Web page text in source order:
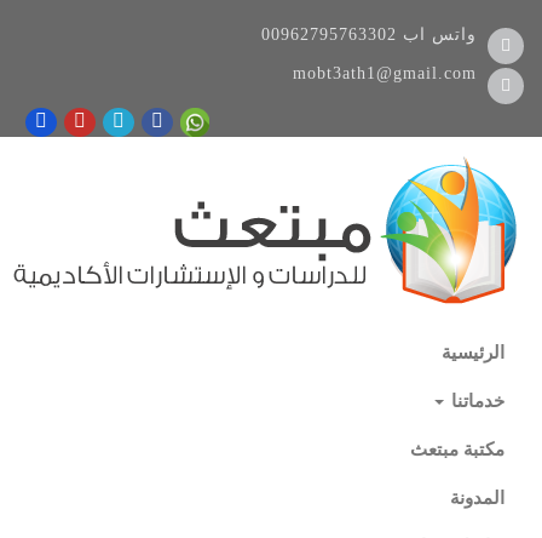
00962795763302 واتس اب
mobt3ath1@gmail.com
الرئيسية
خدماتنا
مكتبة مبتعث
المدونة